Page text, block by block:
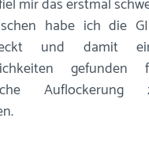
mir das erstmal
habe ich die
und damit
gefunden
Auflockerung